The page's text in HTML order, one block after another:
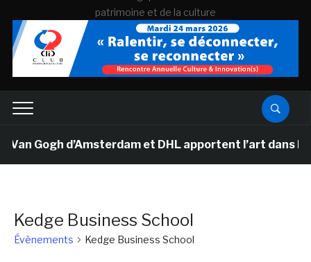
patrimoine et de la culture
Van Gogh d’Amsterdam et DHL apportent l’art dans
Kedge Business School
Évènements Kedge Business School